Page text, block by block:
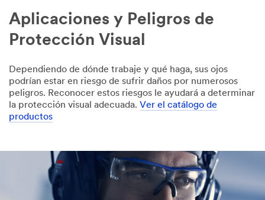
Aplicaciones y Peligros de
Protección Visual
Dependiendo de dónde trabaje y qué haga, sus ojos
podrían estar en riesgo de sufrir daños por numerosos
peligros. Reconocer estos riesgos le ayudará a determinar
la protección visual adecuada. Ver el catálogo de
productos